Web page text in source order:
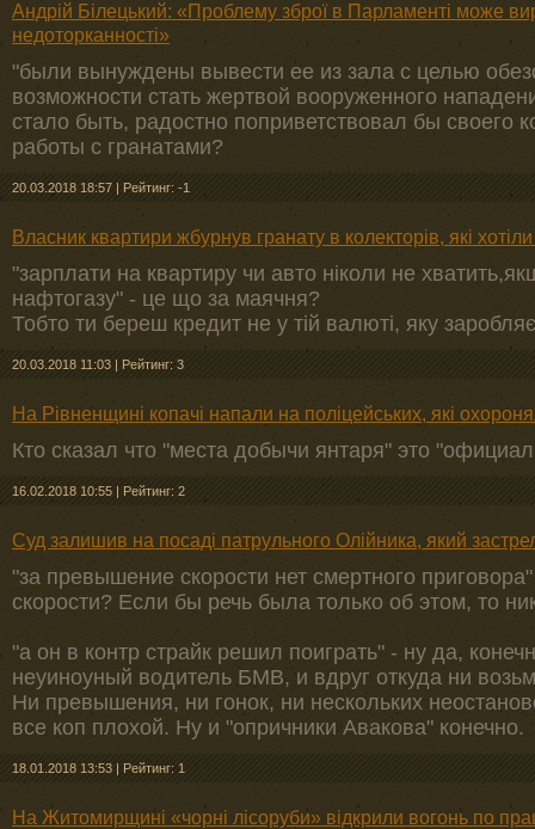
Андрій Білецький: «Проблему зброї в Парламенті може
недоторканності»
"были вынуждены вывести ее из зала с целью
возможности стать жертвой вооруженного
стало быть, радостно поприветствовал бы своего
работы с гранатами?
20.03.2018 18:57 | Рейтинг: -1
Власник квартири жбурнув гранату в колекторів, які
"зарплати на квартиру чи авто ніколи не
нафтогазу" - це що за маячня?
Тобто ти береш кредит не у тій валюті, яку
20.03.2018 11:03 | Рейтинг: 3
На Рівненщині копачі напали на поліцейських, які
Кто сказал что "места добычи янтаря" это
16.02.2018 10:55 | Рейтинг: 2
Суд залишив на посаді патрульного Олійника, який
"за превышение скорости нет смертного
скорости? Если бы речь была только об этом, то
"а он в контр страйк решил поиграть" - ну да,
неуиноуный водитель БМВ, и вдруг откуда ни
Ни превышения, ни гонок, ни нескольких
все коп плохой. Ну и "опричники Авакова" конечно.
18.01.2018 13:53 | Рейтинг: 1
На Житомирщині «чорні лісоруби» відкрили вогонь по